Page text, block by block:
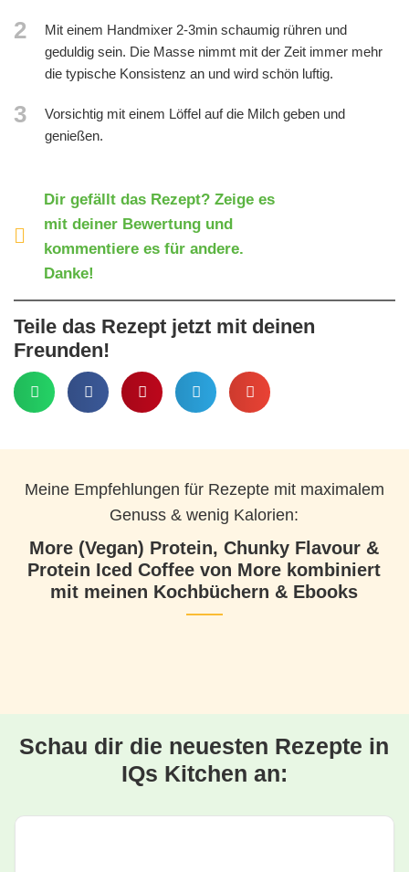
2
Mit einem Handmixer 2-3min schaumig rühren und
geduldig sein. Die Masse nimmt mit der Zeit immer mehr
die typische Konsistenz an und wird schön luftig.
3
Vorsichtig mit einem Löffel auf die Milch geben und
genießen.
Dir gefällt das Rezept? Zeige es
mit deiner Bewertung und
kommentiere es für andere.
Danke!
Teile das Rezept jetzt mit deinen
Freunden!
Meine Empfehlungen für Rezepte mit maximalem
Genuss & wenig Kalorien:
More (Vegan) Protein, Chunky Flavour &
Protein Iced Coffee von More kombiniert
mit meinen Kochbüchern & Ebooks
Schau dir die neuesten Rezepte in
IQs Kitchen an: